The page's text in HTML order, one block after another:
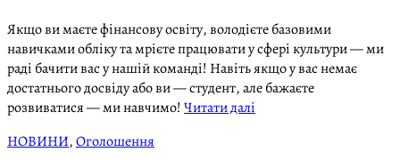
Якщо ви маєте фінансову освіту, володієте базовими
навичками обліку та мрієте працювати у сфері культури — ми
раді бачити вас у нашій команді! Навіть якщо у вас немає
достатнього досвіду або ви — студент, але бажаєте
розвиватися — ми навчимо!Читати далі
НОВИНИ,Оголошення